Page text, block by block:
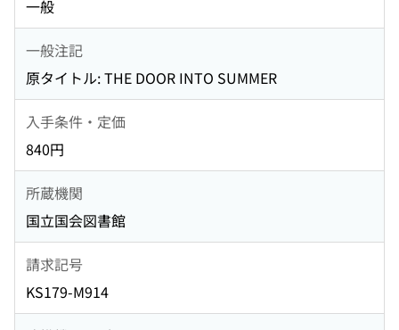
一般
一般注記
原タイトル: THE DOOR INTO SUMMER
入手条件・定価
840円
所蔵機関
国立国会図書館
請求記号
KS179-M914